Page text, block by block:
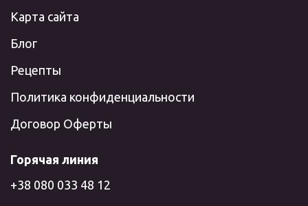
Карта сайта
Блог
Рецепты
Политика конфиденциальности
Договор Оферты
Горячая линия
+38 080 033 48 12